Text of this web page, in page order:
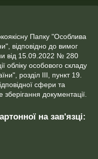
Папку "Особлива
відповідно до вимог
від 15.09.2022 № 280
обліку особового складу
розділ III, пункт 19.
сфери та
документації.
на зав'язці: